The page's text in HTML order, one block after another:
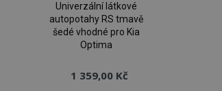
Univerzální látkové
autopotahy RS tmavě
šedé vhodné pro Kia
Optima
1 359,00 Kč